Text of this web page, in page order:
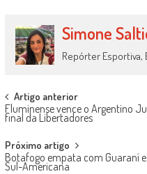
Simone
Repórter Esportiva,
Post
navigation
Artigo anterior
Fluminense vence o Argentino
final da Libertadores
Próximo artigo
Botafogo empata com Guaraní
Sul-Americana